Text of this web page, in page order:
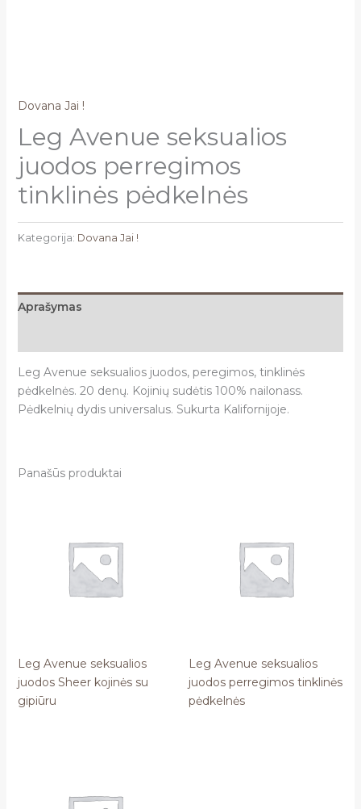
Dovana Jai !
Leg Avenue seksualios
juodos perregimos
tinklinės pėdkelnės
Kategorija: Dovana Jai !
Aprašymas
Leg Avenue seksualios juodos, peregimos, tinklinės
pėdkelnės. 20 denų. Kojinių sudėtis 100% nailonass.
Pėdkelnių dydis universalus. Sukurta Kalifornijoje.
Panašūs produktai
Leg Avenue seksualios
juodos Sheer kojinės su
gipiūru
Leg Avenue seksualios
juodos perregimos tinklinės
pėdkelnės